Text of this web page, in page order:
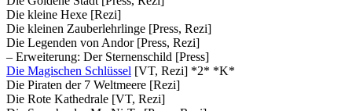
Die kleine Hexe [Rezi]
Die kleinen Zauberlehrlinge [Press, Rezi]
Die Legenden von Andor [Press, Rezi]
– Erweiterung: Der Sternenschild [Press]
Die Magischen Schlüssel [VT, Rezi] *2* *K*
Die Piraten der 7 Weltmeere [Rezi]
Die Rote Kathedrale [VT, Rezi]